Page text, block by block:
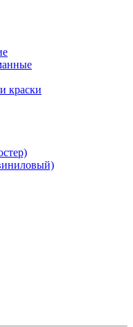
краски